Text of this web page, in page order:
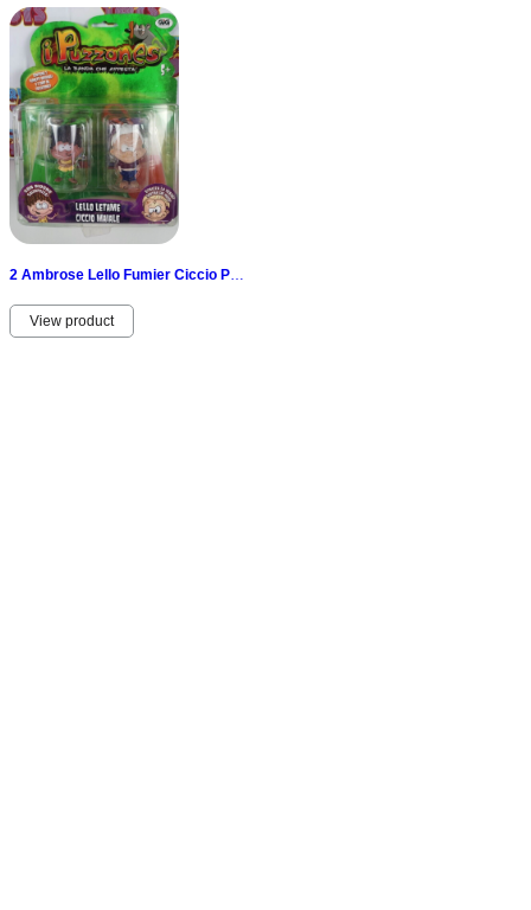
2 Ambrose Lello Fumier Ciccio Porc Figurine Big Blister New GiG Bin
View product